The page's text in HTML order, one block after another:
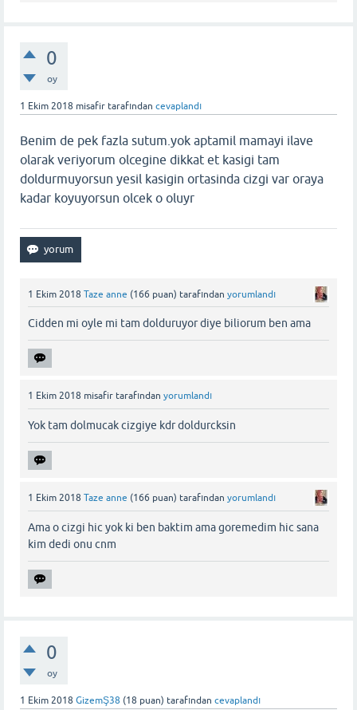
0
oy
1 Ekim 2018 misafir tarafından cevaplandı
Benim de pek fazla sutum.yok aptamil mamayi ilave
olarak veriyorum olcegine dikkat et kasigi tam
doldurmuyorsun yesil kasigin ortasinda cizgi var oraya
kadar koyuyorsun olcek o oluyr
1 Ekim 2018 Taze anne (166 puan) tarafından yorumlandı
Cidden mi oyle mi tam dolduruyor diye biliorum ben ama
1 Ekim 2018 misafir tarafından yorumlandı
Yok tam dolmucak cizgiye kdr doldurcksin
1 Ekim 2018 Taze anne (166 puan) tarafından yorumlandı
Ama o cizgi hic yok ki ben baktim ama goremedim hic sana
kim dedi onu cnm
0
oy
1 Ekim 2018 GizemŞ38 (18 puan) tarafından cevaplandı